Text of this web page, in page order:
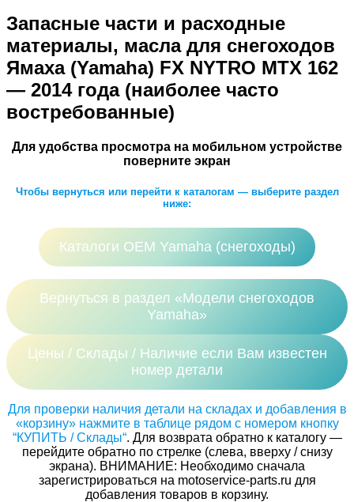
Запасные части и расходные
материалы, масла для снегоходов
Ямаха (Yamaha) FX NYTRO MTX 162
— 2014 года (наиболее часто
востребованные)
Для удобства просмотра на мобильном устройстве
поверните экран
Чтобы вернуться или перейти к каталогам — выберите раздел
ниже:
Каталоги ОЕМ Yamaha (снегоходы)
Вернуться в раздел «Модели снегоходов
Yamaha»
Цены / Склады / Наличие если Вам известен
номер детали
Для проверки наличия детали на складах и добавления в
«корзину» нажмите в таблице рядом с номером кнопку
“КУПИТЬ / Склады“. Для возврата обратно к каталогу —
перейдите обратно по стрелке (слева, вверху / снизу
экрана). ВНИМАНИЕ: Необходимо сначала
зарегистрироваться на motoservice-parts.ru для
добавления товаров в корзину.